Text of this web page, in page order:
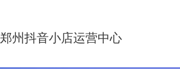
郑州抖音小店运营中心